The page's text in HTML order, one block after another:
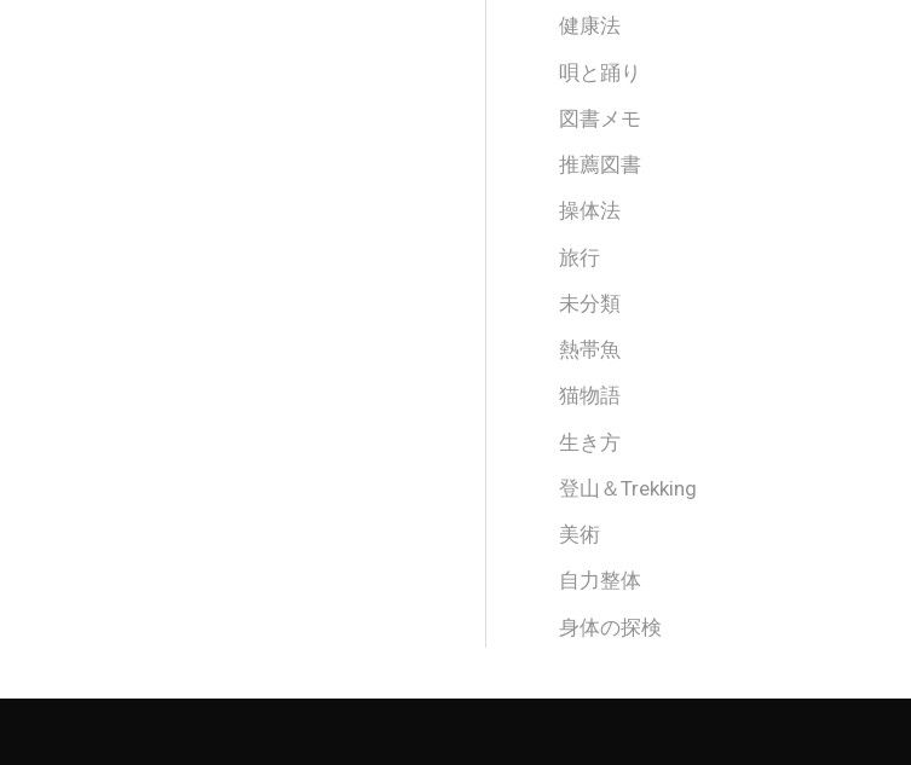
健康法
唄と踊り
図書メモ
推薦図書
操体法
旅行
未分類
熱帯魚
猫物語
生き方
登山＆Trekking
美術
自力整体
身体の探検